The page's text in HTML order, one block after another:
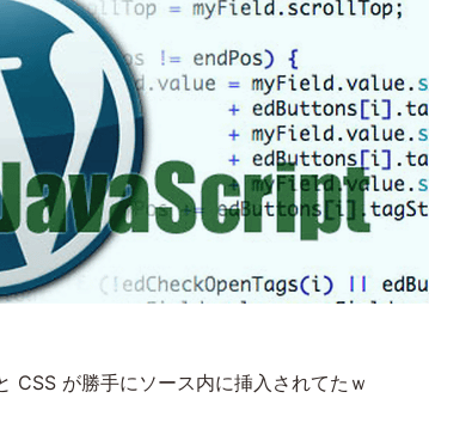
が勝手にソース内に挿入されてたｗ